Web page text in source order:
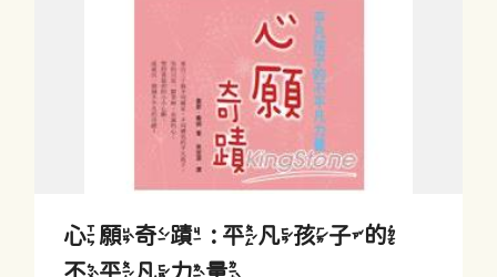
心願奇蹟 : 平凡孩子的
不平凡力量